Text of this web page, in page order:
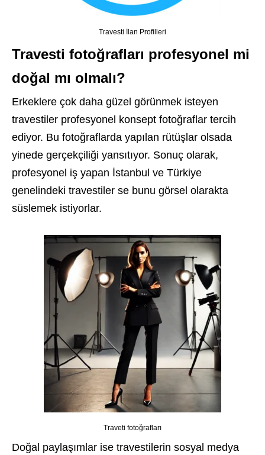
Travesti İlan Profilleri
Travesti fotoğrafları profesyonel mi
doğal mı olmalı?
Erkeklere çok daha güzel görünmek isteyen
travestiler profesyonel konsept fotoğraflar tercih
ediyor. Bu fotoğraflarda yapılan rütüşlar olsada
yinede gerçekçiliği yansıtıyor. Sonuç olarak,
profesyonel iş yapan İstanbul ve Türkiye
genelindeki travestiler se bunu görsel olarakta
süslemek istiyorlar.
Traveti fotoğrafları
Doğal paylaşımlar ise travestilerin sosyal medya